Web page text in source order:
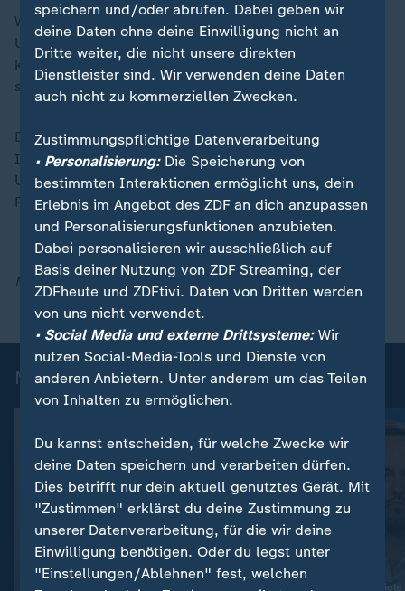
Wie beeinträchtigt ist die Strafjustiz aktuell? Welche
Ursachen stecken hinter dem Personalmangel und
kann das geplante Maßnahmenbündel Abhilfe
schaffen?
Darüber spricht Barbara Parente bei ZDFheute live im
Interview mit Arndt Sinn, Strafrechtsprofessor an der
Universität Osnabrück und Mitglied der
Reformkommission zur Strafprozessordnung.
Mit Material von dpa
Mehr aus ZDFheute live
Abwehr ballistischer Raketen Ukraine trifft neue Ziele
speichern und/oder abrufen. Dabei geben wir
deine Daten ohne deine Einwilligung nicht an
Dritte weiter, die nicht unsere direkten
Dienstleister sind. Wir verwenden deine Daten
auch nicht zu kommerziellen Zwecken.
Zustimmungspflichtige Datenverarbeitung
• Personalisierung:Die Speicherung von
bestimmten Interaktionen ermöglicht uns, dein
Erlebnis im Angebot des ZDF an dich anzupassen
und Personalisierungsfunktionen anzubieten.
Dabei personalisieren wir ausschließlich auf
Basis deiner Nutzung von ZDF Streaming, der
ZDFheute und ZDFtivi. Daten von Dritten werden
von uns nicht verwendet.
• Social Media und externe Drittsysteme:Wir
nutzen Social-Media-Tools und Dienste von
anderen Anbietern. Unter anderem um das Teilen
von Inhalten zu ermöglichen.
Du kannst entscheiden, für welche Zwecke wir
deine Daten speichern und verarbeiten dürfen.
Dies betrifft nur dein aktuell genutztes Gerät. Mit
"Zustimmen" erklärst du deine Zustimmung zu
unserer Datenverarbeitung, für die wir deine
Einwilligung benötigen. Oder du legst unter
"Einstellungen/Ablehnen" fest, welchen